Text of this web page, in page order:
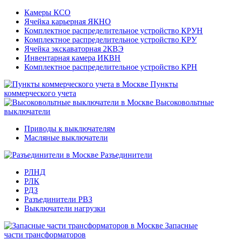
Камеры КСО
Ячейка карьерная ЯКНО
Комплектное распределительное устройство КРУН
Комплектное распределительное устройство КРУ
Ячейка экскаваторная 2КВЭ
Инвентарная камера ИКВН
Комплектное распределительное устройство КРН
Пункты
коммерческого учета
Высоковольтные
выключатели
Приводы к выключателям
Масляные выключатели
Разъединители
РЛНД
РЛК
РДЗ
Разъединители РВЗ
Выключатели нагрузки
Запасные
части трансформаторов